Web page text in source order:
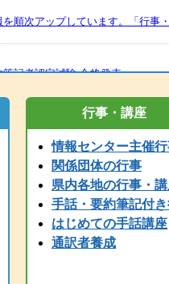
順次アップしています。「行事
記者認定試験 合格発表
約筆記者養成講座の案内をアップ
通訳Ⅰ・Ⅱ）の案内を掲載しまし
統一試験合格発表
たしました。FAXも、電話開通
を再送してください。
使用ができません。御用の方は
行事・講座
情報センター主催
関係団体の行事
県内各地の行事・
手話・要約筆記付
はじめての手話講座
通訳者養成